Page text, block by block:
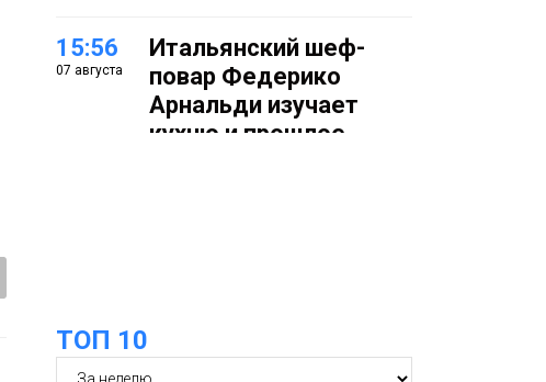
15:56
07 августа
Итальянский шеф-
повар Федерико
Арнальди изучает
кухню и прошлое
Спорт
ТОП 10